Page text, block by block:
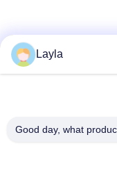
0086-
Layla
Good day, what